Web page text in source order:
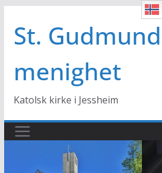
innholdet
St. Gudmund
menighet
Katolsk kirke i Jessheim